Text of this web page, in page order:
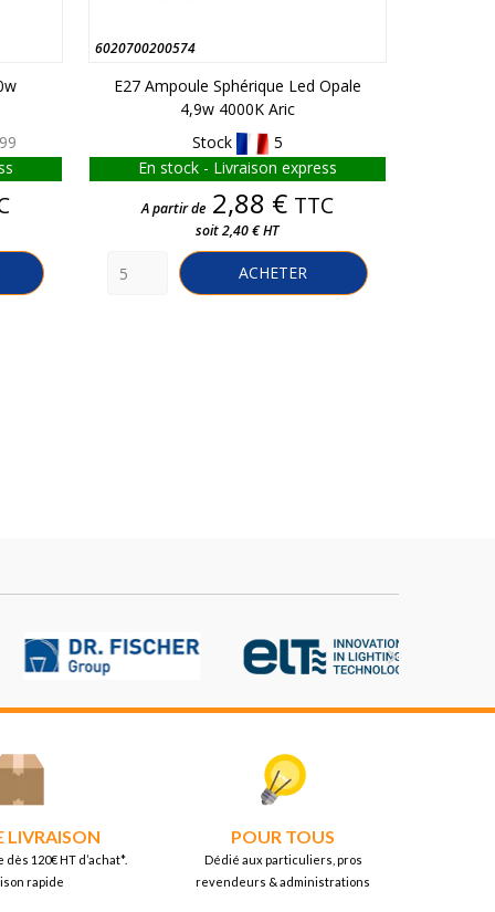
6020700200574
E27 Ampoule Sphérique Led Opale
4,9w 4000K Aric
Stock
5
En stock - Livraison express
Prix
A partir de 2,88 € TTC
soit 2,40 € HT
ACHETER

LIVRAISON
120€ HT d’achat*.
rapide
POUR TOUS
Dédié aux particuliers, pros
revendeurs & administrations